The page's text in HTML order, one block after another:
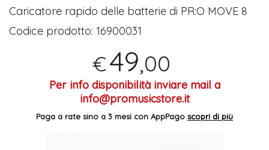
​Caricatore rapido delle batterie di PR:O MOVE 8
Codice prodotto: 16900031
€49,00
Per info disponibilità inviare mail a
info@promusicstore.it
Paga a rate sino a 3 mesi con AppPago scopri di più